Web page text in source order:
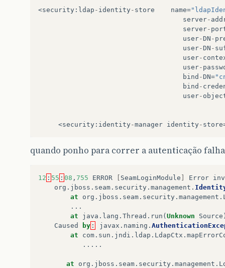
<security : ldap - identity- store name=
server-
server-
user-DN -
user-DN -
user-
user-
bind -DN=
bind -
user-
<security : identity-manager identity- store
quando ponho para correr a autenticação
12 : 55 : 08 , 755 ERROR SeamLoginModule Error
org . jboss . seam . security . management .
at
org . jboss . seam . security . management .
...
at
java . lang . Thread . run ( Unknown Source
Caused
by : javax . naming .
at
com . sun . jndi . ldap . LdapCtx .
.....
at org . jboss . seam . security . management .